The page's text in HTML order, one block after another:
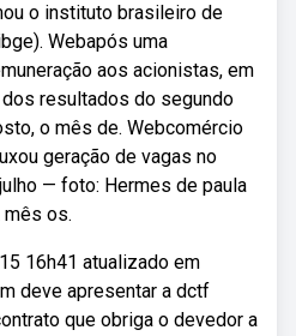
o instituto brasileiro de
Webapós uma
aos acionistas, em
resultados do segundo
o mês de. Webcomércio
geração de vagas no
— foto: Hermes de paula
os.
16h41 atualizado em
deve apresentar a dctf
que obriga o devedor a